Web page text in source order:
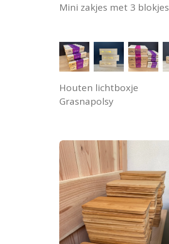
Mini zakjes met 3 blokjes
Houten lichtboxje
Grasnapolsy